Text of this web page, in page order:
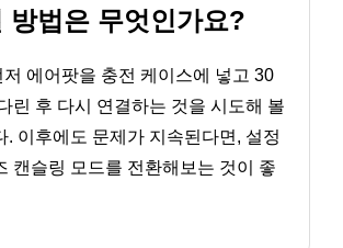
방법은 무엇인가요?
저 에어팟을 충전 케이스에 넣고 30
린 후 다시 연결하는 것을 시도해 볼
. 이후에도 문제가 지속된다면, 설정
캔슬링 모드를 전환해보는 것이 좋